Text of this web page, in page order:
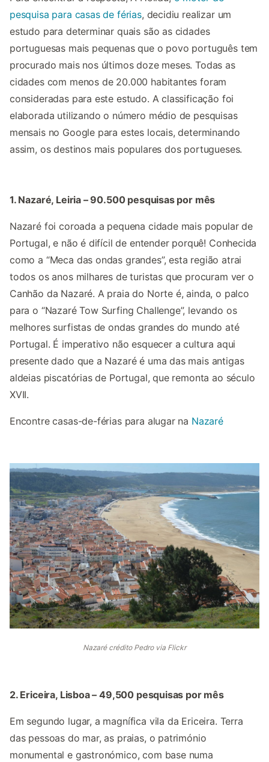
pesquisa para casas de férias, decidiu realizar um
estudo para determinar quais são as cidades
portuguesas mais pequenas que o povo português tem
procurado mais nos últimos doze meses. Todas as
cidades com menos de 20.000 habitantes foram
consideradas para este estudo. A classificação foi
elaborada utilizando o número médio de pesquisas
mensais no Google para estes locais, determinando
assim, os destinos mais populares dos portugueses.
1. Nazaré, Leiria – 90.500 pesquisas por mês
Nazaré foi coroada a pequena cidade mais popular de
Portugal, e não é difícil de entender porquê! Conhecida
como a “Meca das ondas grandes”, esta região atrai
todos os anos milhares de turistas que procuram ver o
Canhão da Nazaré. A praia do Norte é, ainda, o palco
para o “Nazaré Tow Surfing Challenge”, levando os
melhores surfistas de ondas grandes do mundo até
Portugal. É imperativo não esquecer a cultura aqui
presente dado que a Nazaré é uma das mais antigas
aldeias piscatórias de Portugal, que remonta ao século
XVII.
Encontre casas-de-férias para alugar na Nazaré
Nazaré crédito Pedro via Flickr
2. Ericeira, Lisboa – 49,500 pesquisas por mês
Em segundo lugar, a magnífica vila da Ericeira. Terra
das pessoas do mar, as praias, o património
monumental e gastronómico, com base numa